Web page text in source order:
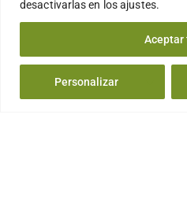
desactivarlas en losajustes.
Personalizar
Aceptar